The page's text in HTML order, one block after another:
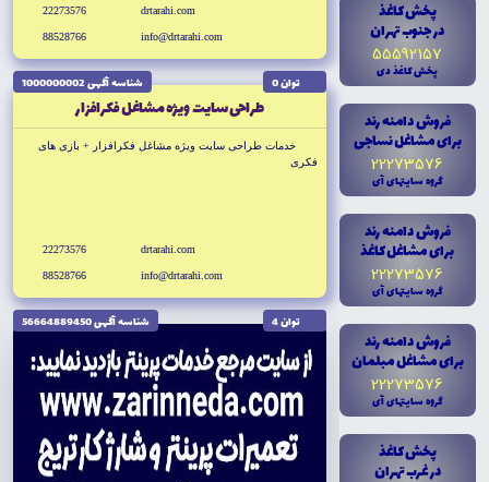
پخش کاغذ
در جنوب تهران
55592157
پخش کاغذ دى
فروش دامنه رند
براى مشاغل نساجى
22273576
گروه سايتهاى آى
فروش دامنه رند
براى مشاغل کاغذ
22273576
گروه سايتهاى آى
فروش دامنه رند
براى مشاغل مبلمان
22273576
گروه سايتهاى آى
پخش کاغذ
در غرب تهران
drtarahi.com
info@drtarahi.com
22273576
88528766
توان 0 شناسه آگهى 1000000002
طراحى سايت ويژه مشاغل فكرافزار
خدمات طراحى سايت ويژه مشاغل فكرافزار + بازى هاى
فكرى
drtarahi.com
info@drtarahi.com
22273576
88528766
توان 4 شناسه آگهى 56664889450